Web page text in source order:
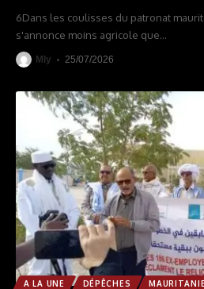
6Dans les coulisses du patronat
s'annonce moins agricole que…
Mly 25/07/2026
A LA UNE DÉPÊCHES MAURITANIE